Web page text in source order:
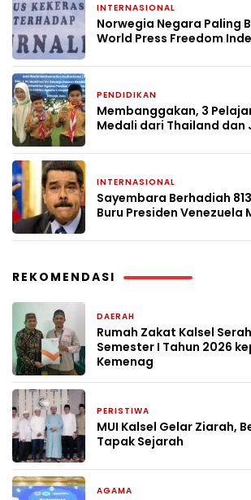
INTERNASIONAL
Norwegia Negara Paling
World Press Freedom
PENDIDIKAN
Membanggakan, 3
Medali dari Thailand dan
INTERNASIONAL
Sayembara Berhadiah
Buru Presiden Venezuela
REKOMENDASI
DAERAH
Rumah Zakat Kalsel
Semester I Tahun 2026
Kemenag
PERISTIWA
MUI Kalsel Gelar Ziarah,
Tapak Sejarah
AGAMA